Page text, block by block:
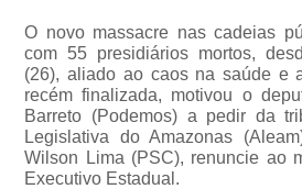
O novo massacre nas cadeias
com 55 presidiários mortos,
(26), aliado ao caos na saúde e
recém finalizada, motivou o
Barreto (Podemos) a pedir da
Legislativa do Amazonas
Wilson Lima (PSC), renuncie ao
Executivo Estadual.